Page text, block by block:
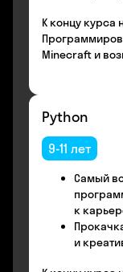
К концу курса
Minecraft и
Python
9-11 лет
Самый
к
и